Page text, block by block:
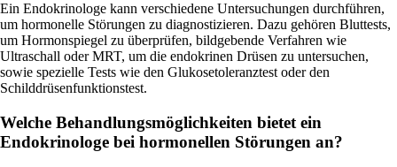
Ein Endokrinologe kann verschiedene Untersuchungen durchführen,
um hormonelle Störungen zu diagnostizieren. Dazu gehören Bluttests,
um Hormonspiegel zu überprüfen, bildgebende Verfahren wie
Ultraschall oder MRT, um die endokrinen Drüsen zu untersuchen,
sowie spezielle Tests wie den Glukosetoleranztest oder den
Schilddrüsenfunktionstest.
Welche Behandlungsmöglichkeiten bietet ein
Endokrinologe bei hormonellen Störungen an?